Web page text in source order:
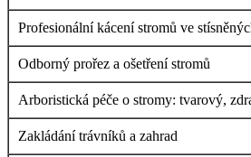
Profesionální kácení stromů ve
Odborný prořez a ošetření stromů
Arboristická péče o stromy: tvarový,
Zakládání trávníků a zahrad